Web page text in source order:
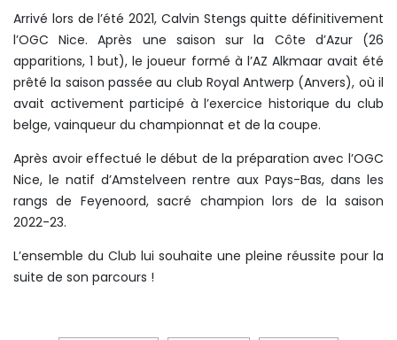
Arrivé lors de l’été 2021, Calvin Stengs quitte définitivement
l’OGC Nice. Après une saison sur la Côte d’Azur (26
apparitions, 1 but), le joueur formé à l’AZ Alkmaar avait été
prêté la saison passée au club Royal Antwerp (Anvers), où il
avait activement participé à l’exercice historique du club
belge, vainqueur du championnat et de la coupe.
Après avoir effectué le début de la préparation avec l’OGC
Nice, le natif d’Amstelveen rentre aux Pays-Bas, dans les
rangs de Feyenoord, sacré champion lors de la saison
2022-23.
L’ensemble du Club lui souhaite une pleine réussite pour la
suite de son parcours !